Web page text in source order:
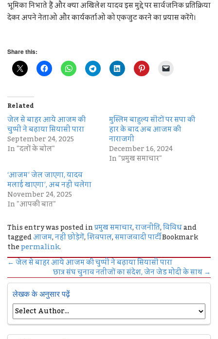
भूमिका निभाते हैं और क्या अखिलेश यादव इस मुद्दे पर सार्वजनिक प्रतिक्रिया
देकर अपने नेताओं और कार्यकर्ताओं को एकजुट करने का प्रयास करेंगे।
Share this:
Related
जेल से बाहर आये आजम की
चुप्पी ने बढ़ाया सियासी पारा
September 24, 2025
In "दलों के बोल"
मुस्लिम बाहुल्य सीटों पर सपा की
हार के बाद अब आजम की
नाराजगी
December 16, 2024
In "प्रमुख समाचार"
‘आजम’ जेल जाएगा, यादव
मलाई खाएगा’, अब नहीं चलेगा
November 24, 2025
In "आपकी बात"
This entry was posted inप्रमुख समाचार,राजनीति,विविधand
taggedआजम,नहीं छोड़ेगें,शिवपाल,समाजवादी पार्टी. Bookmark
thepermalink.
←जेल से बाहर आये आजम की चुप्पी ने बढ़ाया सियासी पारा
छात्र संघ चुनाव नतीजों का संदेश, जेन जेड मोदी के साथ→
लेखक के अनुसार पढ़ें